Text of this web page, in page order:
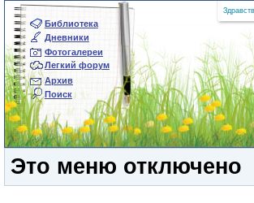
Библиотека
Дневники
Фотогалереи
Легкий форум
Архив
Поиск
Это меню отключено